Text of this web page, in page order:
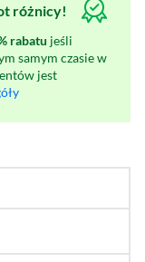
różnicy!
rabatu jeśli
samym czasie w
jest